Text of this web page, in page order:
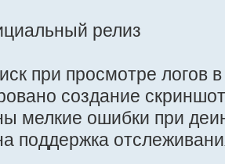
релиз
при просмотре логов
создание
мелкие ошибки при
поддержка